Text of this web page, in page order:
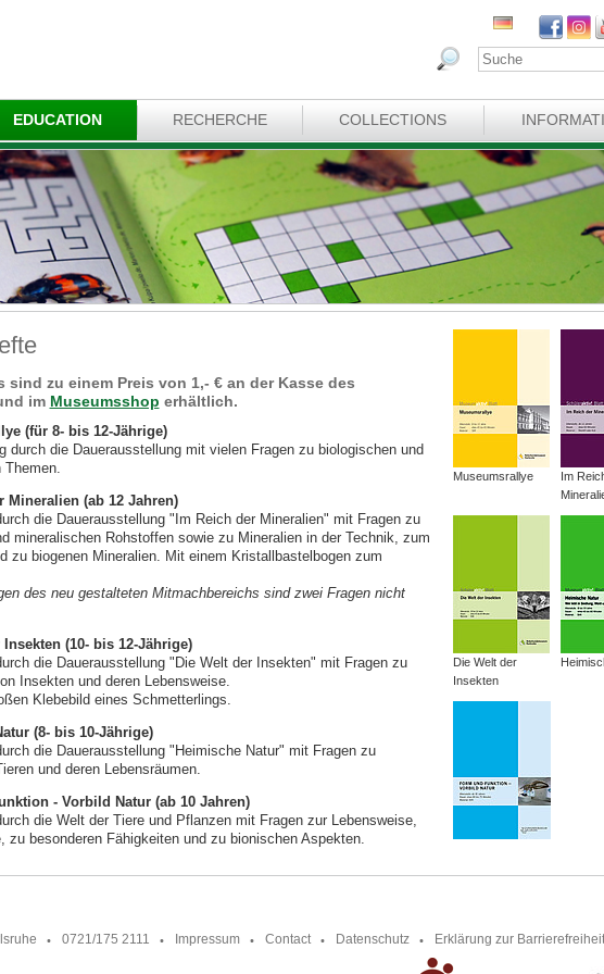
EDUCATION RECHERCHE COLLECTIONS
sind zu einem Preis von 1,- € an der Kasse des
im Museumsshop erhältlich.
(für 8- bis 12-Jährige)
durch die Dauerausstellung mit vielen Fragen zu biologischen und
Themen.
Mineralien (ab 12 Jahren)
die Dauerausstellung "Im Reich der Mineralien" mit Fragen zu
mineralischen Rohstoffen sowie zu Mineralien in der Technik, zum
zu biogenen Mineralien. Mit einem Kristallbastelbogen zum
des neu gestalteten Mitmachbereichs sind zwei Fragen nicht
Insekten (10- bis 12-Jährige)
die Dauerausstellung "Die Welt der Insekten" mit Fragen zu
Insekten und deren Lebensweise.
Klebebild eines Schmetterlings.
(8- bis 10-Jährige)
die Dauerausstellung "Heimische Natur" mit Fragen zu
und deren Lebensräumen.
- Vorbild Natur (ab 10 Jahren)
die Welt der Tiere und Pflanzen mit Fragen zur Lebensweise,
zu besonderen Fähigkeiten und zu bionischen Aspekten.
Museumsrallye
Im
Die Welt der
Insekten
0721/175 2111 Impressum Contact Datenschutz Erklärung zur Barrierefreiheit